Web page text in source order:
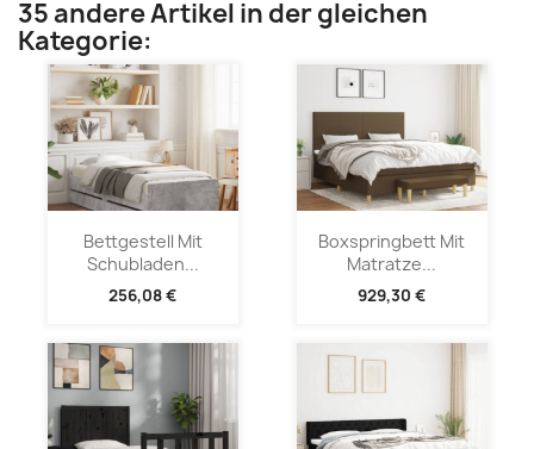
35 andere Artikel in der gleichen
Kategorie:
Bettgestell Mit
Schubladen...
256,08 €
Boxspringbett Mit
Matratze...
929,30 €